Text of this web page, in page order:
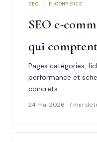
SEO · E-COMMERCE
SEO e-
qui
Pages catégories,
performance et
concrets.
24 mai 2026 · 7 min de